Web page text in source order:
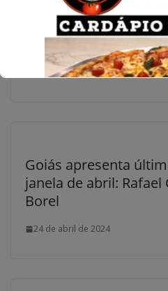
Tragédia na BR-364:
militares morrem
envolvendo viatura e
24 de abril de 2024
Goiás apresenta
janela de abril: Rafael
Borel
24 de abril de 2024